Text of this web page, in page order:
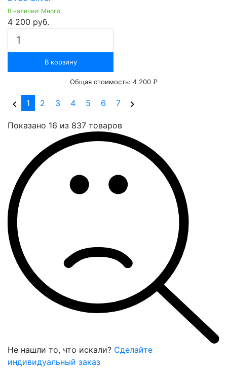
В наличии: Много
4 200 руб.
В корзину
Общая стоимость: 4 200 ₽
1 (current)
2 3 4 5 6 7
Показано 16 из 837 товаров
Не нашли то, что искали? Сделайте
индивидуальный заказ